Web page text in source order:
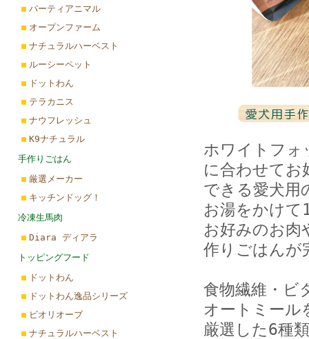
パーティアニマル
オープンファーム
ナチュラルハーベスト
ルーシーペット
ドットわん
テラカニス
ナウフレッシュ
K9ナチュラル
手作りごはん
厳選メーカー
キッチンドッグ！
冷凍生馬肉
Diara ディアラ
トッピングフード
ドットわん
ドットわん逸品シリーズ
ビオリオーブ
ナチュラルハーベスト
ホワイトフォ
に合わせてお
できる愛犬用
お湯をかけて
お好みのお肉
作りごはんが
食物繊維・ビ
オートミール
厳選した6種